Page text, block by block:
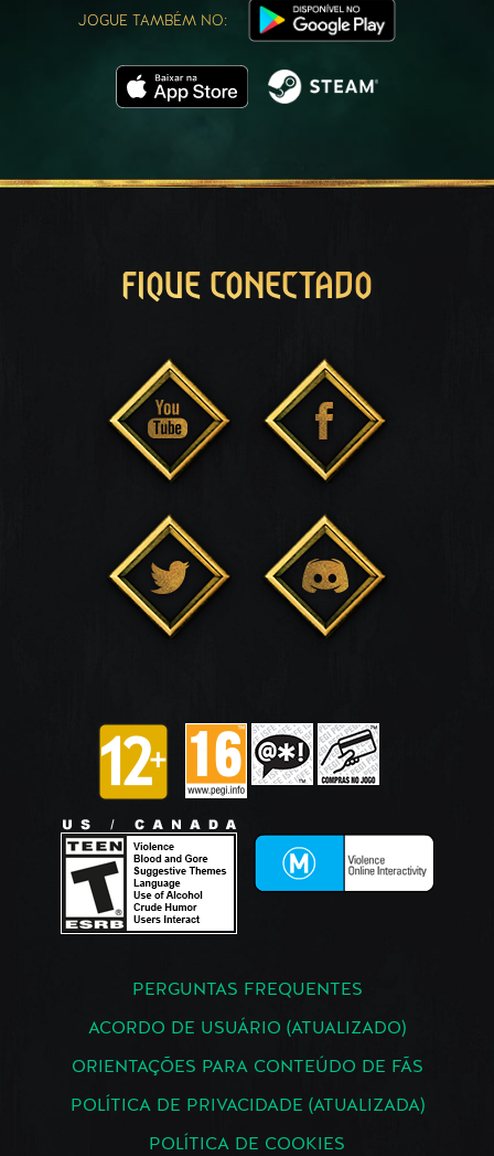
JOGUE TAMBÉM NO:
FIQUE CONECTADO
PERGUNTAS FREQUENTES
ACORDO DE USUÁRIO (ATUALIZADO)
ORIENTAÇÕES PARA CONTEÚDO DE FÃS
POLÍTICA DE PRIVACIDADE (ATUALIZADA)
POLÍTICA DE COOKIES